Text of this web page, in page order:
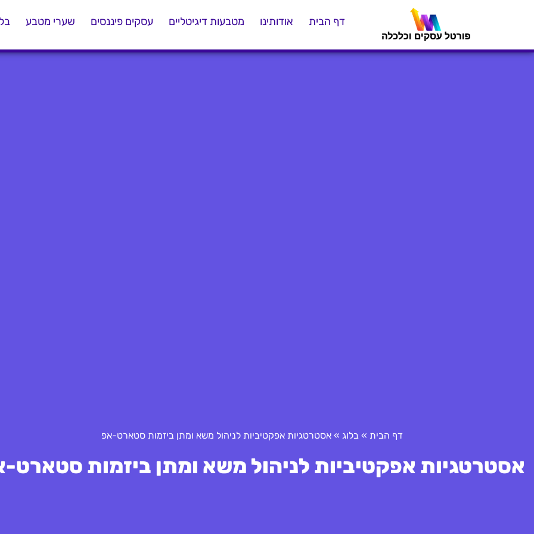
דף הבית אודותינו מטבעות דיגיטליים עסקים פיננסים שערי מטבע
דף הבית » בלוג » אסטרטגיות אפקטיביות לניהול משא ומתן ביזמות סטארט-אפ
אסטרטגיות אפקטיביות לניהול משא ומתן ביזמות